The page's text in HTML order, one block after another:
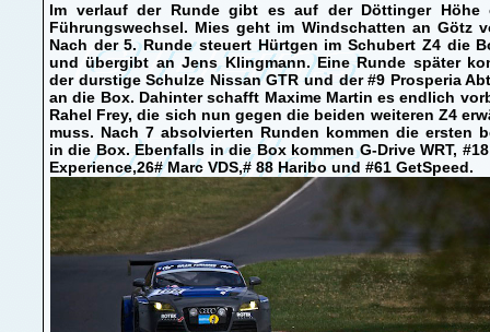
Im verlauf der Runde gibt es auf der Döttinger Höhe
Führungswechsel. Mies geht im Windschatten an Götz
Nach der 5. Runde steuert Hürtgen im Schubert Z4 die
und übergibt an Jens Klingmann. Eine Runde später
der durstige Schulze Nissan GTR und der #9 Prosperia
an die Box. Dahinter schafft Maxime Martin es endlich
Rahel Frey, die sich nun gegen die beiden weiteren Z4
muss. Nach 7 absolvierten Runden kommen die ersten
in die Box. Ebenfalls in die Box kommen G-Drive WRT,
Experience,26# Marc VDS,# 88 Haribo und #61 GetSpeed.